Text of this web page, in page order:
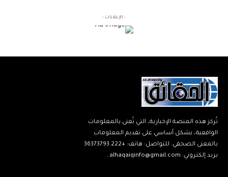
- الإعلانات -
تُركز هذه المنصة الإخبارية، التي تُعنى بالمعلومات
الواقعية، بشكل أساسي على تقديم المعلومات
بالمعنى الصحفي. للتواصل: هاتف: +222 36373793
بريد إلكتروني: alhaqaiqinfo@gmail.com..